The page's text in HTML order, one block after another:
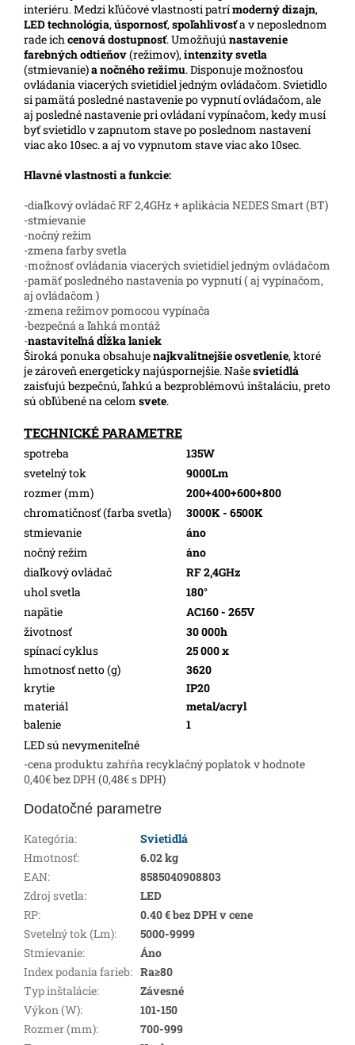
interiéru. Medzi kľúčové vlastnosti patrímoderný dizajn,
LED technológia,úspornosť,spoľahlivosťa v neposlednom
rade ichcenová dostupnosť. Umožňujú nastavenie
farebných odtieňov(režimov),intenzity svetla
(stmievanie)a nočného režimu. Disponuje možnosťou
ovládania viacerých svietidiel jedným ovládačom. Svietidlo
si pamätá posledné nastavenie po vypnutí ovládačom, ale
aj posledné nastavenie pri ovládaní vypínačom, kedy musí
byť svietidlo v zapnutom stave po poslednom nastavení
viac ako 10sec. a aj vo vypnutom stave viac ako 10sec.
Hlavné vlastnosti a funkcie:
-diaľkový ovládač RF 2,4GHz + aplikácia NEDES Smart (BT)
-stmievanie
-nočný režim
-zmena farby svetla
-možnosť ovládania viacerých svietidiel jedným ovládačom
-pamäť posledného nastavenia po vypnutí ( aj vypínačom,
aj ovládačom )
-zmena režimov pomocou vypínača
-bezpečná a ľahká montáž
-nastaviteľná dĺžka laniek
Široká ponuka obsahujenajkvalitnejšie osvetlenie, ktoré
je zároveň energeticky najúspornejšie. Našesvietidlá
zaisťujú bezpečnú, ľahkú a bezproblémovú inštaláciu, preto
sú obľúbené na celom svete.
TECHNICKÉ PARAMETRE
spotreba
135W
svetelný tok
9000Lm
rozmer (mm)
200+400+600+800
chromatičnosť (farba svetla)
3000K - 6500K
stmievanie
áno
nočný režim
áno
diaľkový ovládač
RF 2,4GHz
uhol svetla
180°
napätie
AC160 - 265V
životnosť
30 000h
spínací cyklus
25 000 x
hmotnosť netto (g)
3620
krytie
IP20
materiál
metal/acryl
balenie
1
LED sú nevymeniteľné
-cena produktu zahŕňa recyklačný poplatok v hodnote
0,40€ bez DPH (0,48€ s DPH)
Dodatočné parametre
Kategória:
Svietidlá
Hmotnosť:
6.02 kg
EAN:
8585040908803
Zdroj svetla:
LED
RP:
0.40 € bez DPH v cene
Svetelný tok (Lm):
5000-9999
Stmievanie:
Áno
Index podania farieb: Ra≥80
Typ inštalácie:
Závesné
Výkon (W):
101-150
Rozmer (mm):
700-999